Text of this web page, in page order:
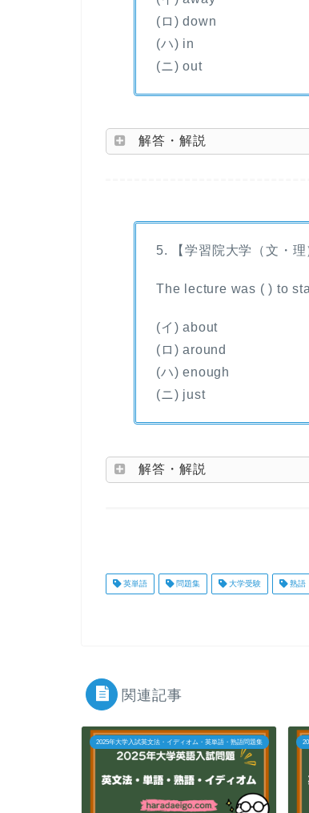
(ロ) down
(ハ) in
(ニ) out
解答・解説
5. 【学習院大学（文・理
The lecture was ( ) to
(イ) about
(ロ) around
(ハ) enough
(ニ) just
解答・解説
英単語 問題集 大学受験 熟語
関連記事
2025年大学入試英文法・イディオム・英単語・熟語問題集